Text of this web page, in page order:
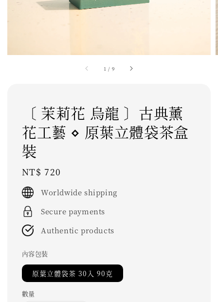
1 / 9
〔 茉莉花 烏龍 〕古典薰
花工藝 ⋄ 原葉立體袋茶盒
裝
Regular
price
NT$ 720
Worldwide shipping
Secure payments
Authentic products
內容包裝
原葉立體袋茶 30入 90克
數量